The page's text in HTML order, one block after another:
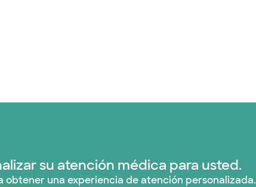
su atención médica para usted.
obtener una experiencia de atención personalizada.